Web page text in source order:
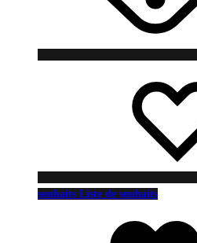
souhaits Liste de souhaits